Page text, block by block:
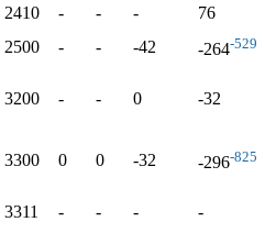
2410 - - -
76
2500 - - -42 -264-
3200 - - 0 -32
3300 0 0 -32 -296-
3311 - - -
-